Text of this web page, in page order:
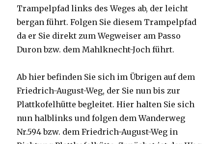
Trampelpfad links des Weges ab, der leicht
bergan führt. Folgen Sie diesem Trampelpfad
da er Sie direkt zum Wegweiser am Passo
Duron bzw. dem Mahlknecht-Joch führt.
Ab hier befinden Sie sich im Übrigen auf dem
Friedrich-August-Weg, der Sie nun bis zur
Plattkofelhütte begleitet. Hier halten Sie sich
nun halblinks und folgen dem Wanderweg
Nr.594 bzw. dem Friedrich-August-Weg in